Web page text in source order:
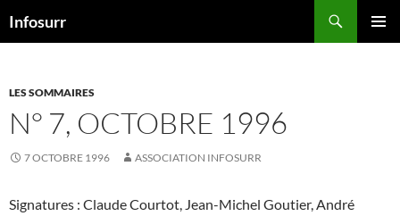
auInfosurr
LES SOMMAIRES
N° 7, OCTOBRE 1996
7 OCTOBRE 1996 ASSOCIATION INFOSURR
Signatures : Claude Courtot, Jean-Michel Goutier, André